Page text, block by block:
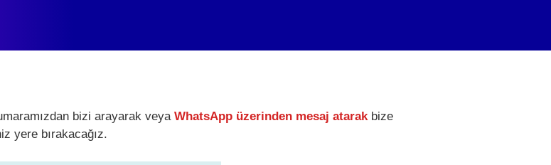
bizi arayarak veya WhatsApp üzerinden mesaj atarakbize
yere bırakacağız.